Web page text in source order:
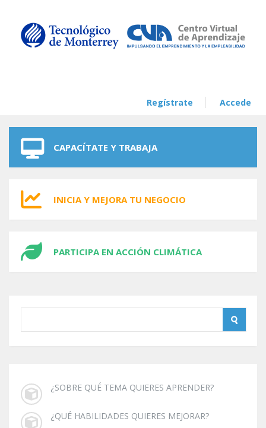
Regístrate Accede
CAPACÍTATE Y TRABAJA
INICIA Y MEJORA TU NEGOCIO
PARTICIPA EN ACCIÓN CLIMÁTICA
¿SOBRE QUÉ TEMA QUIERES APRENDER?
¿QUÉ HABILIDADES QUIERES MEJORAR?